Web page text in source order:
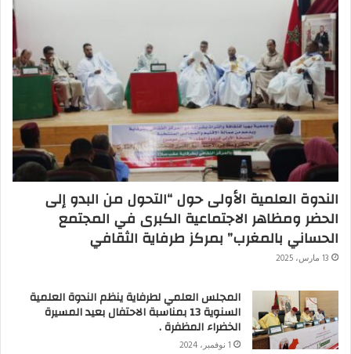
إ
ر
و
ن
ي
الندوة العلمية الأولى حول “التحول من البدو إلى
الحضر ومظاهر الاجتماعية الكبرى في المجتمع
الحساني بالمغرب” بمركز طرفاية الثقافي
13 مارس، 2025
المجلس العلمي لطرفاية ينظم الندوة العلمية
السنوية 13 بمناسبة الاحتفال بعيد المسيرة
الخضراء المظفرة .
1 نوفمبر، 2024